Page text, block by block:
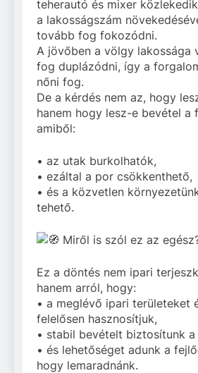
teherautó és mixer
a lakosságszám
tovább fog fokozódni.
A jövőben a völgy lakossága
fog duplázódni, így a
nőni fog.
De a kérdés nem az, hogy
hanem hogy lesz-e bevétel a
amiből:
• az utak burkolhatók,
• ezáltal a por csökkenthető,
• és a közvetlen
tehető.
Miről is szól ez az
Ez a döntés nem ipari
hanem arról, hogy:
• a meglévő ipari területeket
felelősen hasznosítjuk,
• stabil bevételt biztosítunk a
• és lehetőséget adunk a
hogy lemaradnánk.